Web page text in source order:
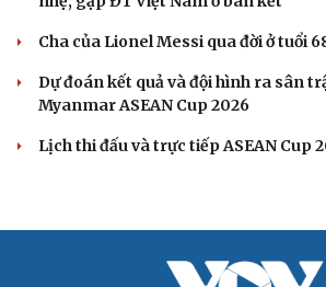
Cha của Lionel Messi qua đời ở tuổi
Dự đoán kết quả và đội hình ra sân
Myanmar ASEAN Cup 2026
Lịch thi đấu và trực tiếp ASEAN Cup